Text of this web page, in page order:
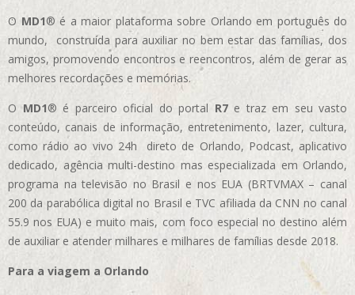
O MD1® é a maior plataforma sobre Orlando em português do
mundo, construída para auxiliar no bem estar das famílias, dos
amigos, promovendo encontros e reencontros, além de gerar as
melhores recordações e memórias.
OMD1® é parceiro oficial do portal R7e traz em seu vasto
conteúdo, canais de informação, entretenimento, lazer, cultura,
como rádio ao vivo 24h direto de Orlando, Podcast, aplicativo
dedicado, agência multi-destino mas especializada em Orlando,
programa na televisão no Brasil e nos EUA (BRTVMAX – canal
200 da parabólica digital no Brasil e TVC afiliada da CNN no canal
55.9 nos EUA) e muito mais, com foco especial no destino além
de auxiliar e atender milhares e milhares de famílias desde 2018.
Para a viagem a Orlando